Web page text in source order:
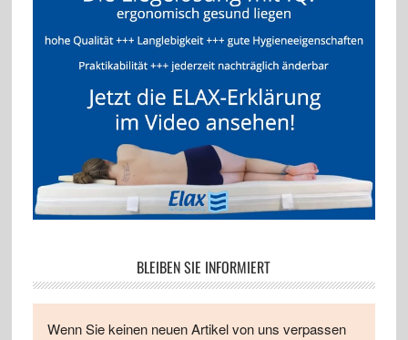
BLEIBEN SIE INFORMIERT
Wenn Sie keinen neuen Artikel von uns verpassen